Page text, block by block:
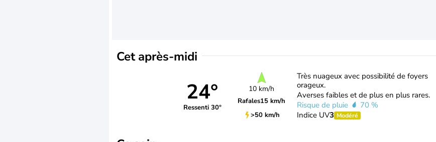
Cet après-midi
24°
Ressenti 30°
10 km/h
Rafales15 km/h
>50 km/h
Très nuageux avec possibilité de foyers
orageux.
Averses faibles et de plus en plus rares.
Risque de pluie
70 %
Indice UV3 Modéré